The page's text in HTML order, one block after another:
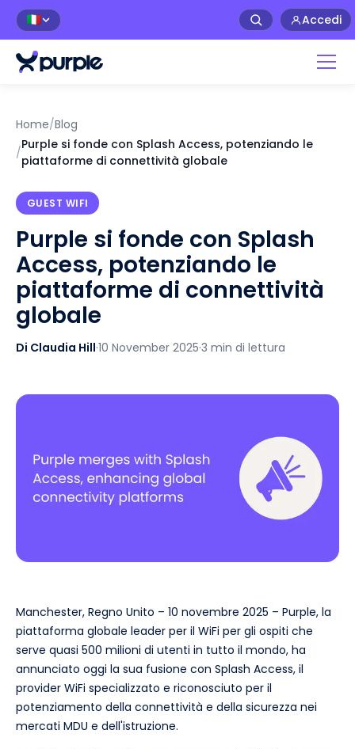
🇮🇹 Accedi
Home/Blog
/
Purple si fonde con Splash Access, potenziando le
piattaforme di connettività globale
GUEST WIFI
Purple si fonde con Splash
Access, potenziando le
piattaforme di connettività
globale
Di Claudia Hill·10 November 2025·3 min di lettura
Manchester, Regno Unito – 10 novembre 2025 – Purple, la
piattaforma globale leader per il WiFi per gli ospiti che
serve quasi 500 milioni di utenti in tutto il mondo, ha
annunciato oggi la sua fusione con Splash Access, il
provider WiFi specializzato e riconosciuto per il
potenziamento della connettività e della sicurezza nei
mercati MDU e dell'istruzione.